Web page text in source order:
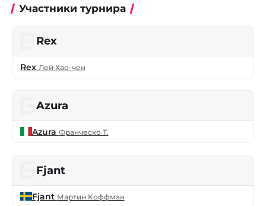
Участники турнира
Rex
Rex Лей Хао-чен
Azura
Azura Франческо Т.
Fjant
Fjant Мартин Коффман